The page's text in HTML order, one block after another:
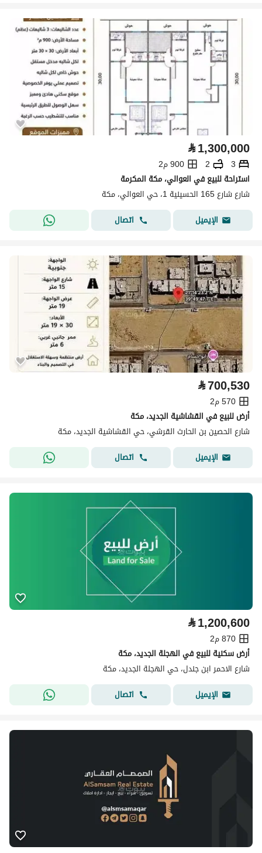
⃁1,300,000
3
2
900 م2
استراحة للبيع في العوالي، مكة المكرمة
شارع شارع 165 الحسينية 1، حي العوالي، مكة
الإيميل
اتصال
⃁700,530
570 م2
أرض للبيع في القشاشية الجديد، مكة
شارع الحصين بن الحارث القرشي، حي القشاشية الجديد، مكة
الإيميل
اتصال
⃁1,200,600
870 م2
أرض سكنية للبيع في الهجلة الجديد، مكة
شارع الاحمر ابن جندل، حي الهجلة الجديد، مكة
الإيميل
اتصال